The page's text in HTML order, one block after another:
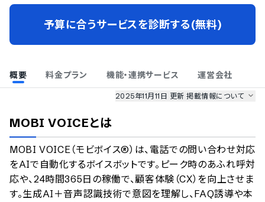
予算に合うサービスを診断する(無料)
概要 料金プラン 機能・連携サービス 運営会社
2025年11月11日 更新掲載情報について
のサービスデータを参照しています。
情報更新者：AI最強ナビ 編集部 掲載修正依頼
MOBI VOICEとは
MOBI VOICE（モビボイス®）は、電話での問い合わせ対応
をAIで自動化するボイスボットです。ピーク時のあふれ呼対
応や、24時間365日の稼働で、顧客体験（CX）を向上させま
す。生成AI＋音声認識技術で意図を理解し、FAQ誘導や本